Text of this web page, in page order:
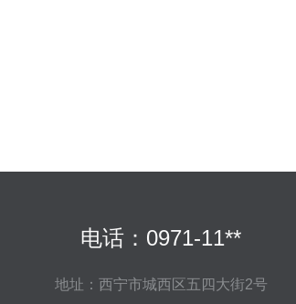
电话：0971-11**
地址：西宁市城西区五四大街2号